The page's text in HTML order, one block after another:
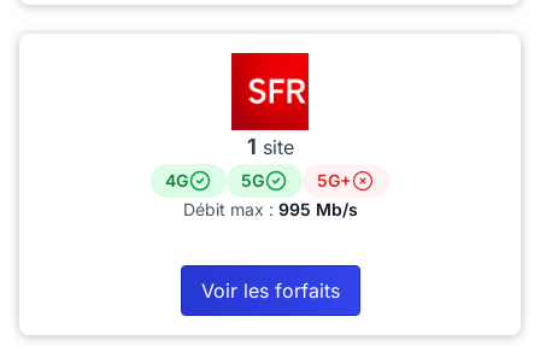
1 site
4G 5G
5G+
Débit max : 995 Mb/s
Voir les forfaits